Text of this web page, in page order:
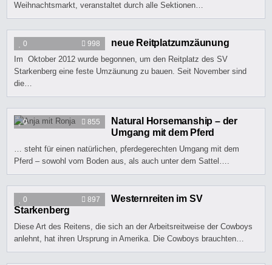
Weihnachtsmarkt, veranstaltet durch alle Sektionen…
0 998 neue Reitplatzumzäunung
Im Oktober 2012 wurde begonnen, um den Reitplatz des SV
Starkenberg eine feste Umzäunung zu bauen. Seit November sind
die…
0 855
Natural Horsemanship – der
Umgang mit dem Pferd
… steht für einen natürlichen, pferdegerechten Umgang mit dem
Pferd – sowohl vom Boden aus, als auch unter dem Sattel….
0 897
Westernreiten im SV
Starkenberg
Diese Art des Reitens, die sich an der Arbeitsreitweise der Cowboys
anlehnt, hat ihren Ursprung in Amerika. Die Cowboys brauchten…